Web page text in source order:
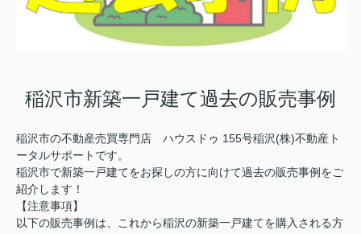
稲沢市新築一戸建て過去の販売事例
稲沢市の不動産売買専門店 ハウスドゥ 155号稲沢(株)不動産ト
ータルサポートです。
稲沢市で新築一戸建てをお探しの方に向けて過去の販売事例をご
紹介します！
【注意事項】
以下の販売事例は、これから稲沢の新築一戸建てを購入される方